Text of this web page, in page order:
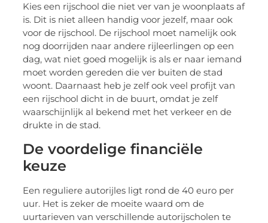
Kies een rijschool die niet ver van je woonplaats af
is. Dit is niet alleen handig voor jezelf, maar ook
voor de rijschool. De rijschool moet namelijk ook
nog doorrijden naar andere rijleerlingen op een
dag, wat niet goed mogelijk is als er naar iemand
moet worden gereden die ver buiten de stad
woont. Daarnaast heb je zelf ook veel profijt van
een rijschool dicht in de buurt, omdat je zelf
waarschijnlijk al bekend met het verkeer en de
drukte in de stad.
De voordelige financiële
keuze
Een reguliere autorijles ligt rond de 40 euro per
uur. Het is zeker de moeite waard om de
uurtarieven van verschillende autorijscholen te